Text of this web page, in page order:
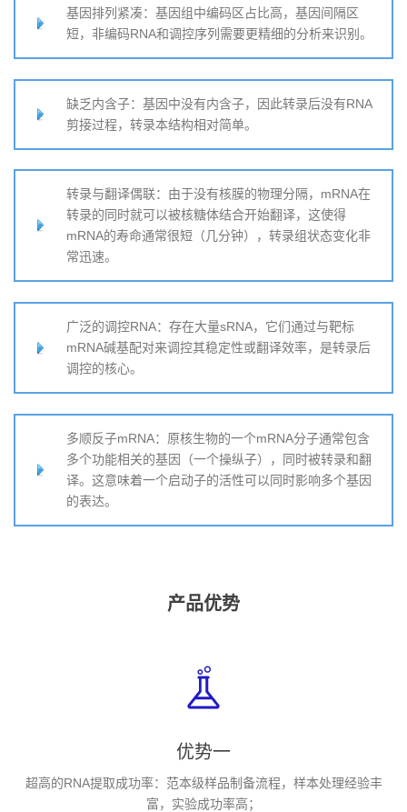
基因排列紧凑：基因组中编码区占比高，基因间隔区
短，非编码RNA和调控序列需要更精细的分析来识别。
缺乏内含子：基因中没有内含子，因此转录后没有RNA
剪接过程，转录本结构相对简单。
转录与翻译偶联：由于没有核膜的物理分隔，mRNA在
转录的同时就可以被核糖体结合开始翻译，这使得
mRNA的寿命通常很短（几分钟），转录组状态变化非
常迅速。
广泛的调控RNA：存在大量sRNA，它们通过与靶标
mRNA碱基配对来调控其稳定性或翻译效率，是转录后
调控的核心。
多顺反子mRNA：原核生物的一个mRNA分子通常包含
多个功能相关的基因（一个操纵子），同时被转录和翻
译。这意味着一个启动子的活性可以同时影响多个基因
的表达。
产品优势
优势一
超高的RNA提取成功率：范本级样品制备流程，样本处理经验丰
富，实验成功率高；